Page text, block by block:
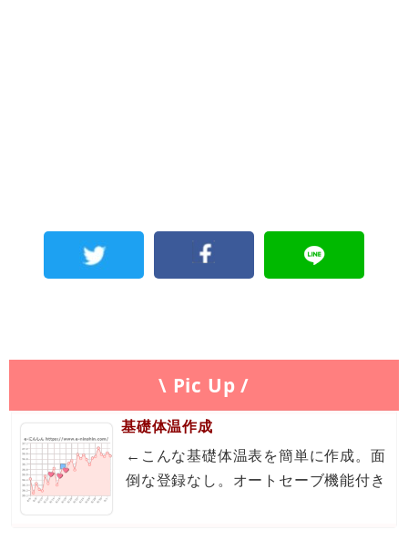
\ Pic Up /
基礎体温作成
←こんな基礎体温表を簡単に作成。面
倒な登録なし。オートセーブ機能付き